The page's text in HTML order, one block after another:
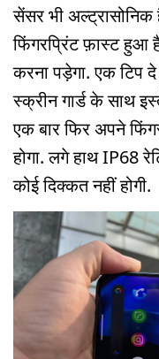
सेंसर भी
फिंगरप्रिंट फ़ास्ट हुआ
करना पड़ेगा. एक टिप
स्क्रीन गार्ड के साथ
एक बार फिर अपने
होगा. लगे हाथ IP68
कोई दिक्कत नहीं होगी.